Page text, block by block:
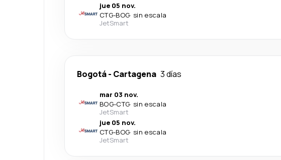
jue 05 nov.
CTG-BOG· sin escala
JetSmart
Bogotá- Cartagena 3 días
mar 03 nov.
BOG-CTG· sin escala
JetSmart
jue 05 nov.
CTG-BOG· sin escala
JetSmart